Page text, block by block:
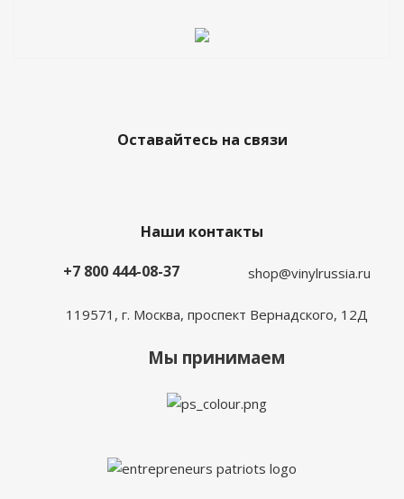
Оставайтесь на связи
Наши контакты
+7 800 444-08-37
shop@vinylrussia.ru
119571, г. Москва, проспект Вернадского, 12Д
Мы принимаем